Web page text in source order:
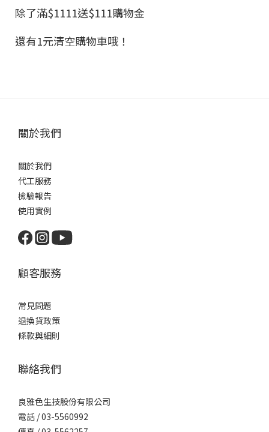
除了滿$1111送$111購物金
還有1元清空購物車哦！
關於我們
關於我們
代工服務
檢驗報告
使用實例
顧客服務
常見問題
退換貨政策
條款與細則
聯絡我們
良雅色生技股份有限公司
電話 /03-5560992